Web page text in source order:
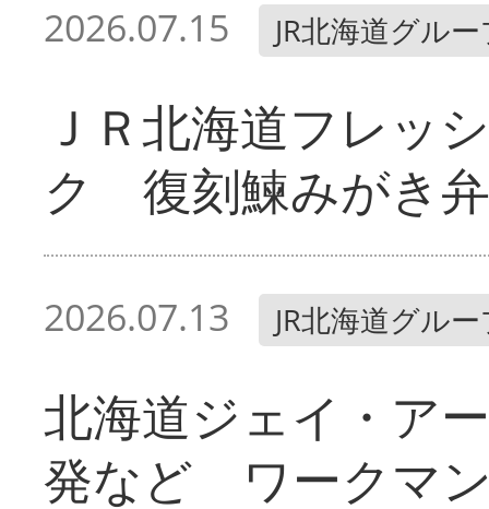
2026.07.15 JR北海道グル
ＪＲ北海道フレッ
ク 復刻鰊みがき
2026.07.13 JR北海道グル
北海道ジェイ・ア
発など ワークマ